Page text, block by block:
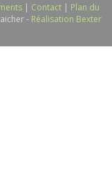
| Contact | Plan du
- Réalisation Bexter